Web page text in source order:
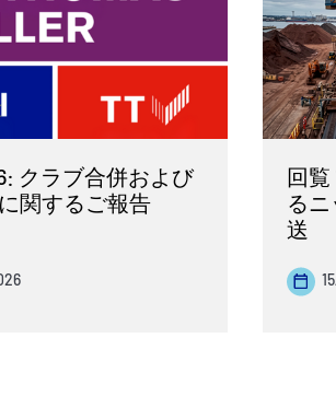
クラブ合併および
関するご報告
回覧
る
送